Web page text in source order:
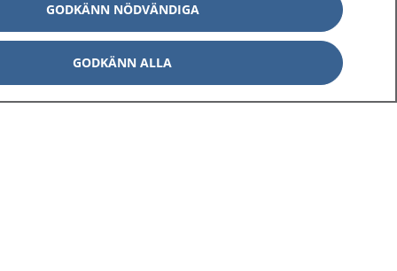
Om 1177
E-tjänster
Aktuellt
Kontakt
Digital tillgänglighet
GODKÄNN NÖDVÄNDIGA
GODKÄNN ALLA